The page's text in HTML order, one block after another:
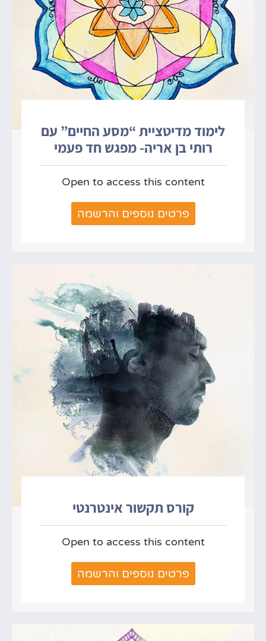
לימוד מדיטציית “מסע החיים” עם
רותי בן אריה- מפגש חד פעמי
Open to access this content
פרטים נוספים והרשמה
קורס תקשור אינטרנטי
Open to access this content
פרטים נוספים והרשמה